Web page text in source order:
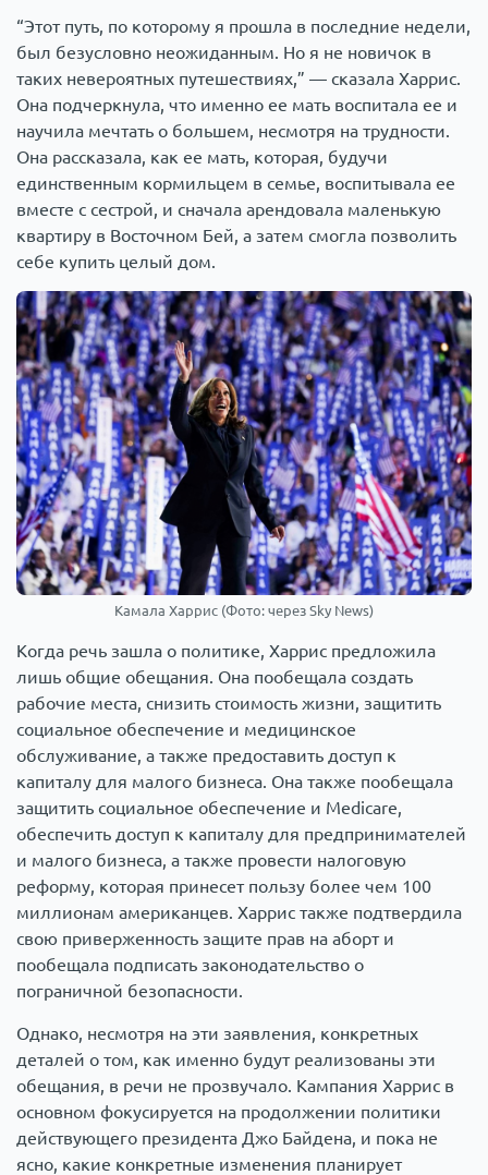
“Этот путь, по которому я прошла в последние недели,
был безусловно неожиданным. Но я не новичок в
таких невероятных путешествиях,” — сказала Харрис.
Она подчеркнула, что именно ее мать воспитала ее и
научила мечтать о большем, несмотря на трудности.
Она рассказала, как ее мать, которая, будучи
единственным кормильцем в семье, воспитывала ее
вместе с сестрой, и сначала арендовала маленькую
квартиру в Восточном Бей, а затем смогла позволить
себе купить целый дом.
Камала Харрис (Фото: через Sky News)
Когда речь зашла о политике, Харрис предложила
лишь общие обещания. Она пообещала создать
рабочие места, снизить стоимость жизни, защитить
социальное обеспечение и медицинское
обслуживание, а также предоставить доступ к
капиталу для малого бизнеса. Она также пообещала
защитить социальное обеспечение и Medicare,
обеспечить доступ к капиталу для предпринимателей
и малого бизнеса, а также провести налоговую
реформу, которая принесет пользу более чем 100
миллионам американцев. Харрис также подтвердила
свою приверженность защите прав на аборт и
пообещала подписать законодательство о
пограничной безопасности.
Однако, несмотря на эти заявления, конкретных
деталей о том, как именно будут реализованы эти
обещания, в речи не прозвучало. Кампания Харрис в
основном фокусируется на продолжении политики
действующего президента Джо Байдена, и пока не
ясно, какие конкретные изменения планирует